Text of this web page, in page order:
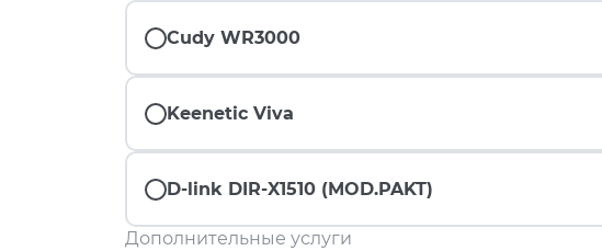
Cudy WR3000
Keenetic Viva
D-link DIR-X1510 (MOD.PAKT)
Дополнительные услуги